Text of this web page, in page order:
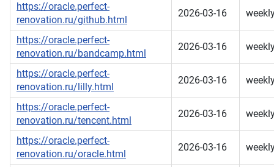
https://oracle.perfect-
renovation.ru/github.html
2026-03-16
https://oracle.perfect-
renovation.ru/bandcamp.html
2026-03-16
https://oracle.perfect-
renovation.ru/lilly.html
2026-03-16
https://oracle.perfect-
renovation.ru/tencent.html
2026-03-16
https://oracle.perfect-
renovation.ru/oracle.html
2026-03-16